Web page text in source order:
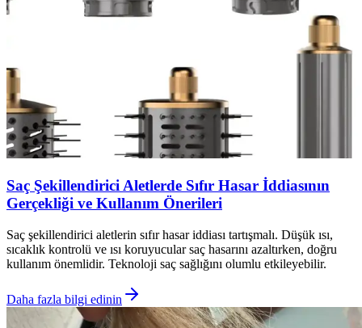
Saç Şekillendirici Aletlerde Sıfır Hasar İddiasının
Gerçekliği ve Kullanım Önerileri
Saç şekillendirici aletlerin sıfır hasar iddiası tartışmalı. Düşük ısı,
sıcaklık kontrolü ve ısı koruyucular saç hasarını azaltırken, doğru
kullanım önemlidir. Teknoloji saç sağlığını olumlu etkileyebilir.
Daha fazla bilgi edinin